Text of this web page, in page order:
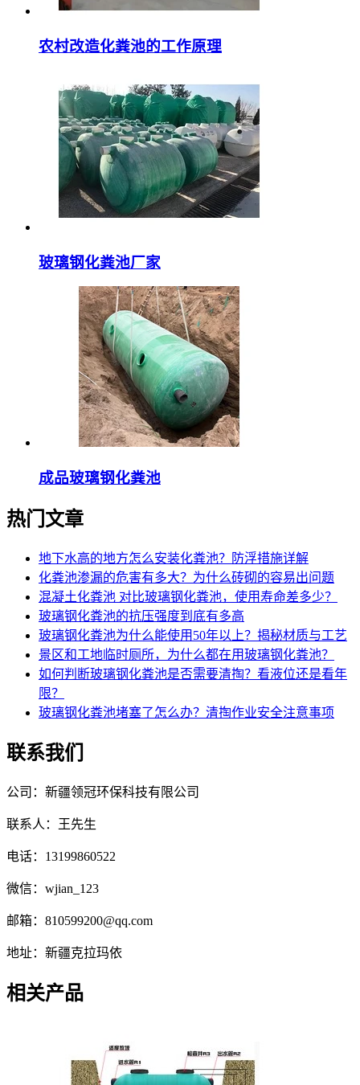
农村改造化粪池的工作原理
玻璃钢化粪池厂家
成品玻璃钢化粪池
热门文章
地下水高的地方怎么安装化粪池？防浮措施详解
化粪池渗漏的危害有多大？为什么砖砌的容易出问题
混凝土化粪池 对比玻璃钢化粪池，使用寿命差多少？
玻璃钢化粪池的抗压强度到底有多高
玻璃钢化粪池为什么能使用50年以上？揭秘材质与工艺
景区和工地临时厕所，为什么都在用玻璃钢化粪池？
如何判断玻璃钢化粪池是否需要清掏？看液位还是看年
限？
玻璃钢化粪池堵塞了怎么办？清掏作业安全注意事项
联系我们
公司：新疆领冠环保科技有限公司
联系人：王先生
电话：13199860522
微信：wjian_123
邮箱：810599200@qq.com
地址：新疆克拉玛依
相关产品